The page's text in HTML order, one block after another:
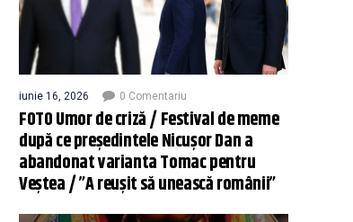
iunie 16, 2026 0 Comentariu
FOTO Umor de criză / Festival de meme
după ce președintele Nicușor Dan a
abandonat varianta Tomac pentru
Veștea / ”A reușit să unească românii”